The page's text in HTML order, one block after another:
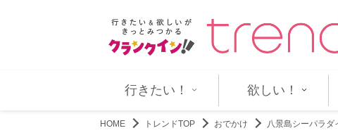
性を叩きなおす！ 『男磨… LDHアーティスト20組が集結！ 『
行きたい！ 欲しい！
HOME トレンドTOP おでかけ 八景島シーパラ